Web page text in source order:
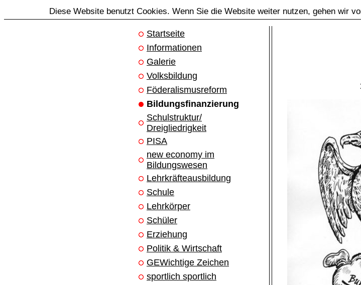
Diese Website benutzt Cookies. Wenn Sie die Website weiter nutzen, gehen wir
Startseite
Informationen
Galerie
Volksbildung
Föderalismusreform
Bildungsfinanzierung
Schulstruktur/
Dreigliedrigkeit
PISA
new economy im
Bildungswesen
Lehrkräfteausbildung
Schule
Lehrkörper
Schüler
Erziehung
Politik & Wirtschaft
GEWichtige Zeichen
sportlich sportlich